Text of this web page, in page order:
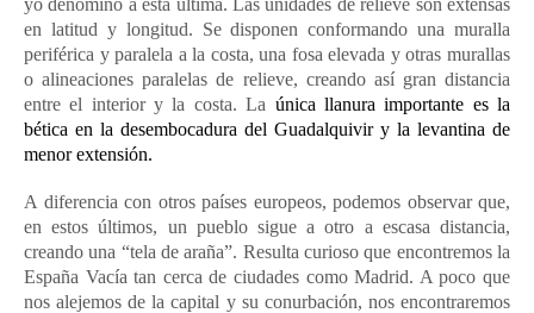
yo denomino a ésta última. Las unidades de relieve son extensas
en latitud y longitud. Se disponen conformando una muralla
periférica y paralela a la costa, una fosa elevada y otras murallas
o alineaciones paralelas de relieve, creando así gran distancia
entre el interior y la costa. La única llanura importante es la
bética en la desembocadura del Guadalquivir y la levantina de
menor extensión.
A diferencia con otros países europeos, podemos observar que,
en estos últimos, un pueblo sigue a otro a escasa distancia,
creando una “tela de araña”. Resulta curioso que encontremos la
España Vacía tan cerca de ciudades como Madrid. A poco que
nos alejemos de la capital y su conurbación, nos encontraremos